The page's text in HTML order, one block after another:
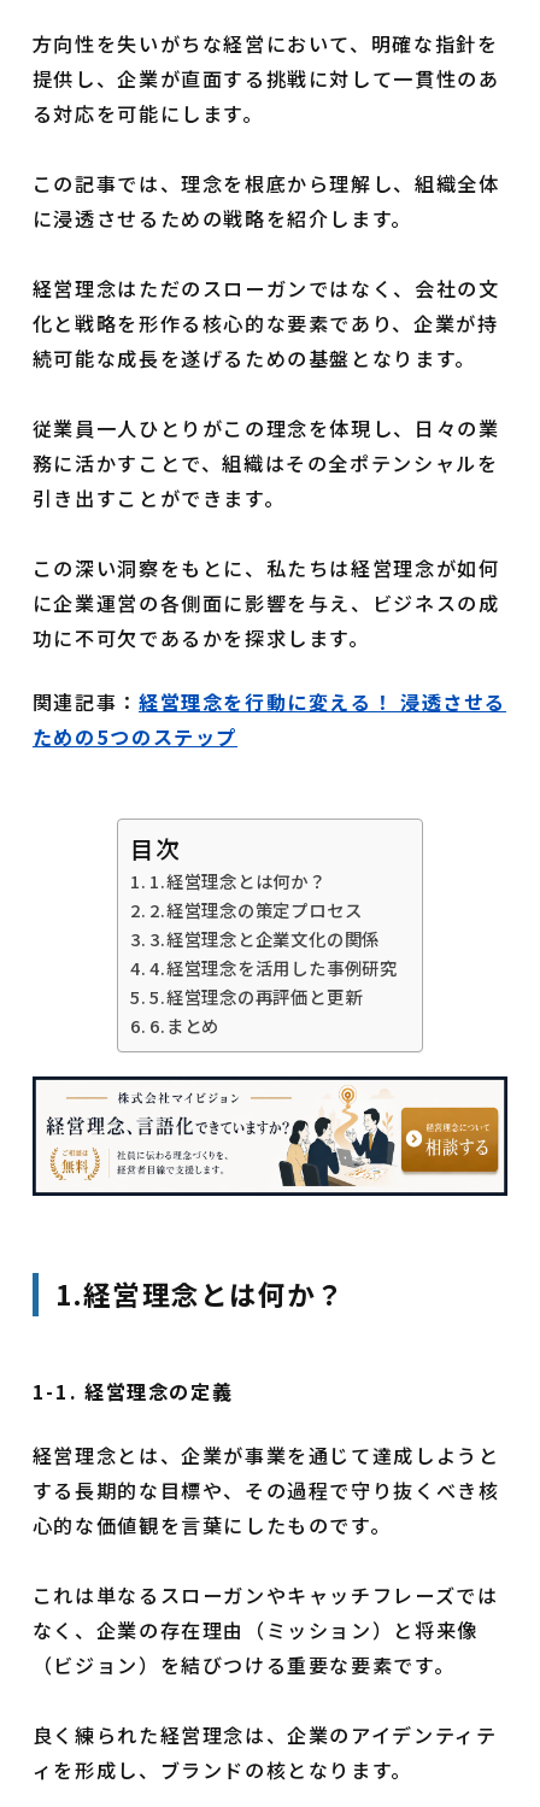
方向性を失いがちな経営において、明確な指針を
提供し、企業が直面する挑戦に対して一貫性のあ
る対応を可能にします。
この記事では、理念を根底から理解し、組織全体
に浸透させるための戦略を紹介します。
経営理念はただのスローガンではなく、会社の文
化と戦略を形作る核心的な要素であり、企業が持
続可能な成長を遂げるための基盤となります。
従業員一人ひとりがこの理念を体現し、日々の業
務に活かすことで、組織はその全ポテンシャルを
引き出すことができます。
この深い洞察をもとに、私たちは経営理念が如何
に企業運営の各側面に影響を与え、ビジネスの成
功に不可欠であるかを探求します。
関連記事： 経営理念を行動に変える！ 浸透させる
ための5つのステップ
目次
1.経営理念とは何か？
2.経営理念の策定プロセス
3.経営理念と企業文化の関係
4.経営理念を活用した事例研究
5.経営理念の再評価と更新
6.まとめ
1.経営理念とは何か？
1-1. 経営理念の定義
経営理念とは、企業が事業を通じて達成しようと
する長期的な目標や、その過程で守り抜くべき核
心的な価値観を言葉にしたものです。
これは単なるスローガンやキャッチフレーズでは
なく、企業の存在理由（ミッション）と将来像
（ビジョン）を結びつける重要な要素です。
良く練られた経営理念は、企業のアイデンティテ
ィを形成し、ブランドの核となります。